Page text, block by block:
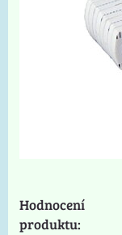
Hodnocení
produktu: